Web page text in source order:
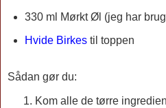
330 ml Mørkt Øl (jeg har
Hvide Birkestil toppen
Sådan gør du:
Kom alle de tørre